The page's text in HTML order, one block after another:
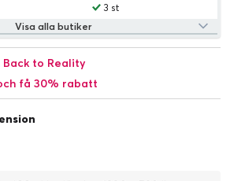
3 st
Visa alla butiker
to Reality
få 30% rabatt